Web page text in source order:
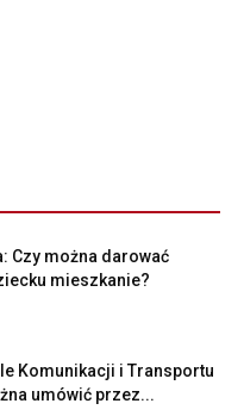
Czy można darować
mieszkanie?
Komunikacji i Transportu
umówić przez...